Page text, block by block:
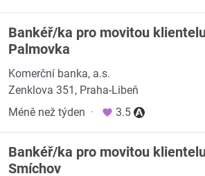
Bankéř/ka pro movitou
Palmovka
Komerční banka, a.s.
Zenklova 351, Praha-Libeň
Méně než týden · 3.5
Bankéř/ka pro movitou
Smíchov